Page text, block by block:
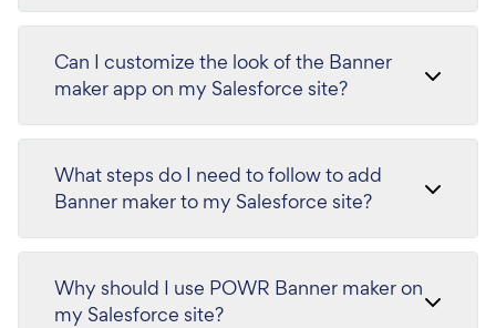
Can I customize the look of the Banner
maker app on my Salesforce site?
What steps do I need to follow to add
Banner maker to my Salesforce site?
Why should I use POWR Banner maker on
my Salesforce site?